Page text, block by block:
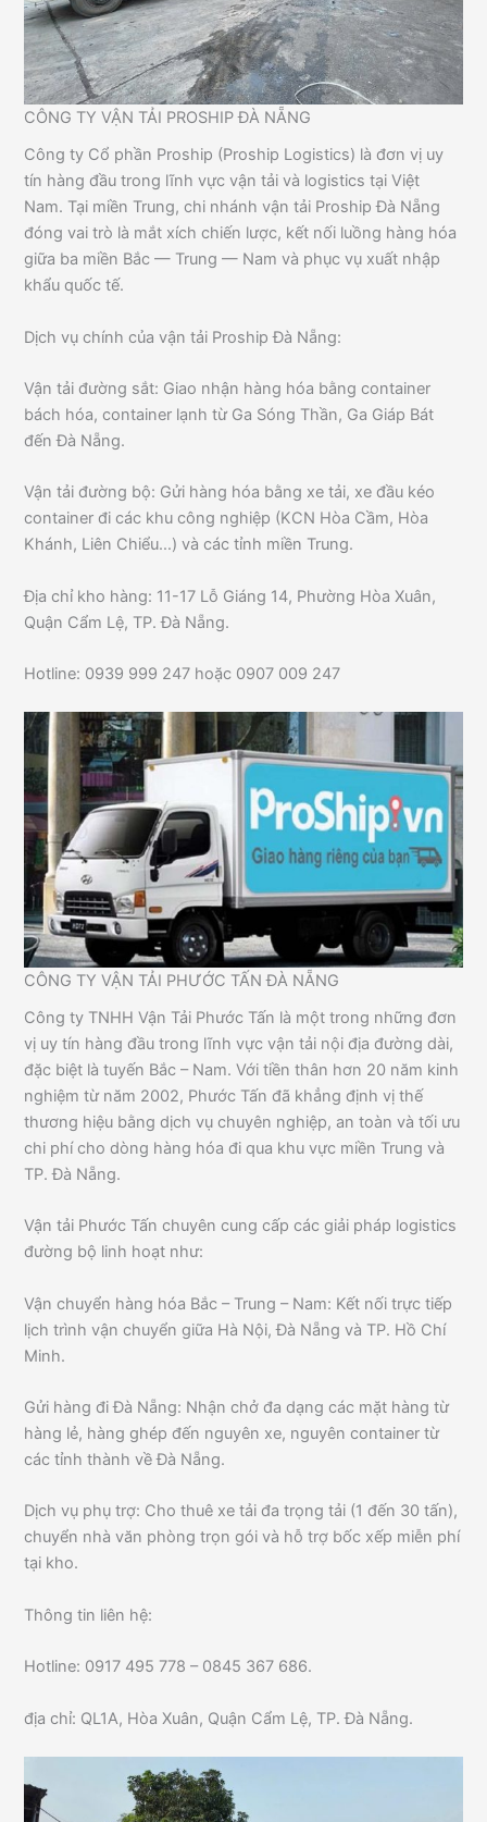
CÔNG TY VẬN TẢI PROSHIP ĐÀ NẴNG
Công ty Cổ phần Proship (Proship Logistics) là đơn vị uy
tín hàng đầu trong lĩnh vực vận tải và logistics tại Việt
Nam. Tại miền Trung, chi nhánh vận tải Proship Đà Nẵng
đóng vai trò là mắt xích chiến lược, kết nối luồng hàng hóa
giữa ba miền Bắc — Trung — Nam và phục vụ xuất nhập
khẩu quốc tế.
Dịch vụ chính của vận tải Proship Đà Nẵng:
Vận tải đường sắt: Giao nhận hàng hóa bằng container
bách hóa, container lạnh từ Ga Sóng Thần, Ga Giáp Bát
đến Đà Nẵng.
Vận tải đường bộ: Gửi hàng hóa bằng xe tải, xe đầu kéo
container đi các khu công nghiệp (KCN Hòa Cầm, Hòa
Khánh, Liên Chiểu…) và các tỉnh miền Trung.
Địa chỉ kho hàng: 11-17 Lỗ Giáng 14, Phường Hòa Xuân,
Quận Cẩm Lệ, TP. Đà Nẵng.
Hotline: 0939 999 247 hoặc 0907 009 247
CÔNG TY VẬN TẢI PHƯỚC TẤN ĐÀ NẴNG
Công ty TNHH Vận Tải Phước Tấn là một trong những đơn
vị uy tín hàng đầu trong lĩnh vực vận tải nội địa đường dài,
đặc biệt là tuyến Bắc – Nam. Với tiền thân hơn 20 năm kinh
nghiệm từ năm 2002, Phước Tấn đã khẳng định vị thế
thương hiệu bằng dịch vụ chuyên nghiệp, an toàn và tối ưu
chi phí cho dòng hàng hóa đi qua khu vực miền Trung và
TP. Đà Nẵng.
Vận tải Phước Tấn chuyên cung cấp các giải pháp logistics
đường bộ linh hoạt như:
Vận chuyển hàng hóa Bắc – Trung – Nam: Kết nối trực tiếp
lịch trình vận chuyển giữa Hà Nội, Đà Nẵng và TP. Hồ Chí
Minh.
Gửi hàng đi Đà Nẵng: Nhận chở đa dạng các mặt hàng từ
hàng lẻ, hàng ghép đến nguyên xe, nguyên container từ
các tỉnh thành về Đà Nẵng.
Dịch vụ phụ trợ: Cho thuê xe tải đa trọng tải (1 đến 30 tấn),
chuyển nhà văn phòng trọn gói và hỗ trợ bốc xếp miễn phí
tại kho.
Thông tin liên hệ:
Hotline: 0917 495 778 – 0845 367 686.
địa chỉ: QL1A, Hòa Xuân, Quận Cẩm Lệ, TP. Đà Nẵng.